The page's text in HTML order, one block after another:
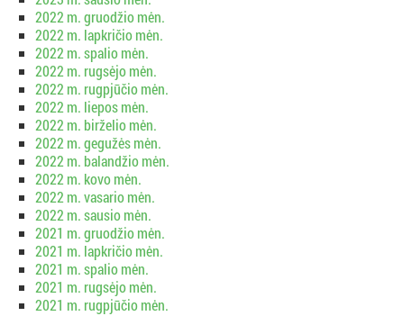
2022 m. gruodžio mėn.
2022 m. lapkričio mėn.
2022 m. spalio mėn.
2022 m. rugsėjo mėn.
2022 m. rugpjūčio mėn.
2022 m. liepos mėn.
2022 m. birželio mėn.
2022 m. gegužės mėn.
2022 m. balandžio mėn.
2022 m. kovo mėn.
2022 m. vasario mėn.
2022 m. sausio mėn.
2021 m. gruodžio mėn.
2021 m. lapkričio mėn.
2021 m. spalio mėn.
2021 m. rugsėjo mėn.
2021 m. rugpjūčio mėn.